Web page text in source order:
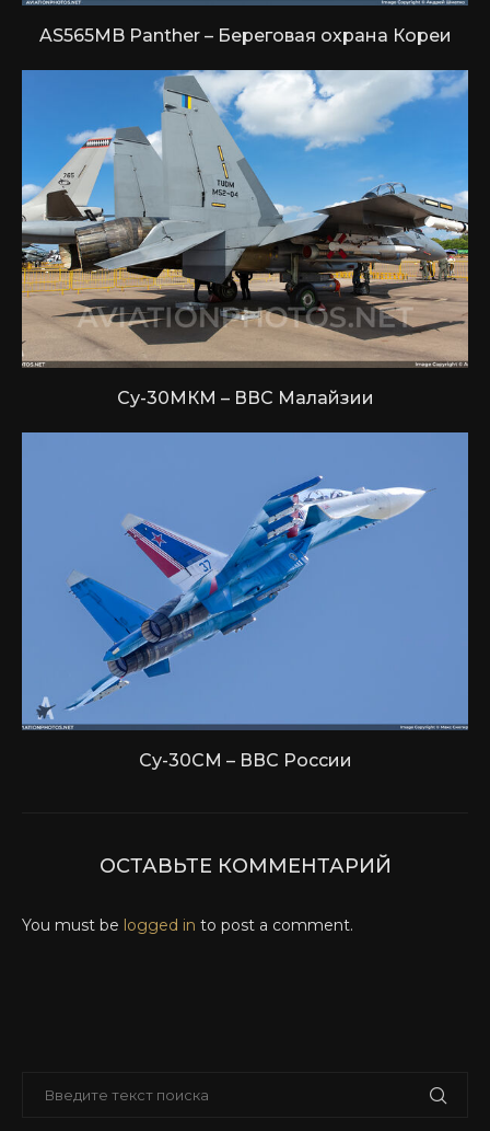
AS565MB Panther – Береговая охрана Кореи
Су-30МКМ – ВВС Малайзии
Су-30СМ – ВВС России
ОСТАВЬТЕ КОММЕНТАРИЙ
You must be logged in to post a comment.